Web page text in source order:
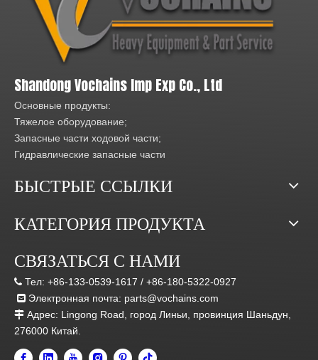
Shandong Vochains Imp Exp Co., Ltd
Основные продукты:
Тяжелое оборудование;
Запасные части ходовой части;
Гидравлические запасные части
БЫСТРЫЕ ССЫЛКИ
КАТЕГОРИЯ ПРОДУКТА
СВЯЗАТЬСЯ С НАМИ
 Тел: +86-133-0539-1617 / +86-180-5322-0927
 Электронная почта: parts@vochains.com
 Адрес: Lingong Road, город Линьи, провинция Шаньдун,
276000 Китай.